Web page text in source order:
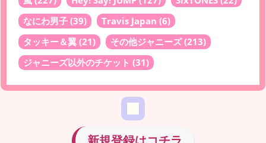
なにわ男子 (39) Travis Japan (6)
タッキー＆翼 (21) その他ジャニーズ(213)
ジャニーズ以外のチケット (31)